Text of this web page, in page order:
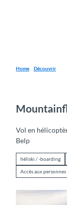
Home Découvrir
Vol en
Belp
héliski / -boarding
Accès aux